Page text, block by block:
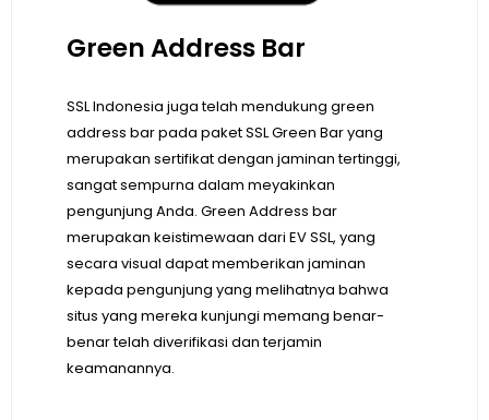
Green Address Bar
SSL Indonesia juga telah mendukung green
address bar pada paket SSL Green Bar yang
merupakan sertifikat dengan jaminan tertinggi,
sangat sempurna dalam meyakinkan
pengunjung Anda. Green Address bar
merupakan keistimewaan dari EV SSL, yang
secara visual dapat memberikan jaminan
kepada pengunjung yang melihatnya bahwa
situs yang mereka kunjungi memang benar-
benar telah diverifikasi dan terjamin
keamanannya.